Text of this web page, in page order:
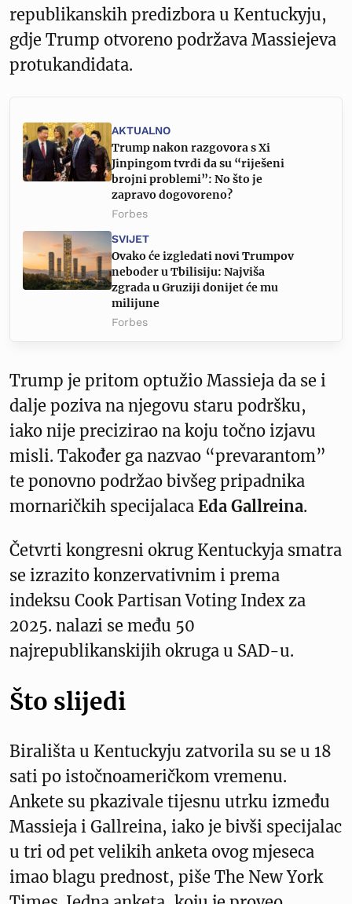
republikanskih predizbora u Kentuckyju,
gdje Trump otvoreno podržava Massiejeva
protukandidata.
AKTUALNO
Trump nakon razgovora s Xi
Jinpingom tvrdi da su “riješeni
brojni problemi”: No što je
zapravo dogovoreno?
Forbes
SVIJET
Ovako će izgledati novi Trumpov
neboder u Tbilisiju: Najviša
zgrada u Gruziji donijet će mu
milijune
Forbes
Trump je pritom optužio Massieja da se i
dalje poziva na njegovu staru podršku,
iako nije precizirao na koju točno izjavu
misli. Također ga nazvao “prevarantom”
te ponovno podržao bivšeg pripadnika
mornaričkih specijalaca Eda Gallreina.
Četvrti kongresni okrug Kentuckyja smatra
se izrazito konzervativnim i prema
indeksu Cook Partisan Voting Index za
2025. nalazi se među 50
najrepublikanskijih okruga u SAD-u.
Što slijedi
Birališta u Kentuckyju zatvorila su se u 18
sati po istočnoameričkom vremenu.
Ankete su pkazivale tijesnu utrku između
Massieja i Gallreina, iako je bivši specijalac
u tri od pet velikih anketa ovog mjeseca
imao blagu prednost, piše The New York